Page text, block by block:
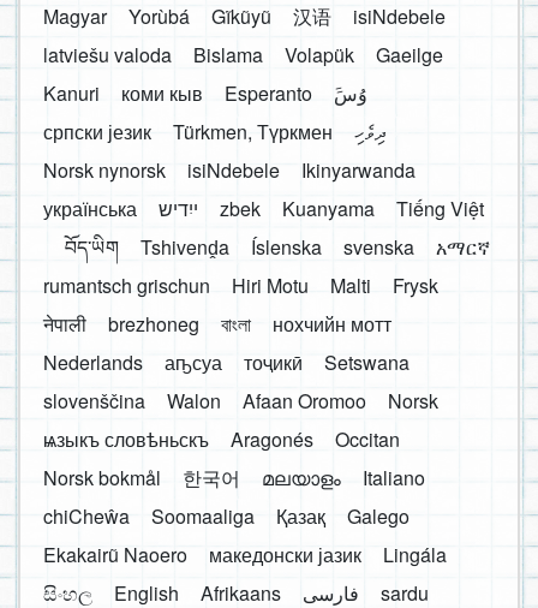
Magyar
Yorùbá Gĩkũyũ 汉语
isiNdebele
latviešu valoda
Bislama Volapük
Gaeilge
Kanuri
коми кыв Esperanto
َوُسَ
српски језик
Türkmen, Түркмен
ދިވެހި
Norsk nynorsk
isiNdebele
Ikinyarwanda
українська
ייִדיש zbek Kuanyama
Tiếng Việt
བོད་ཡིག
Tshivenḓa Íslenska svenska
አማርኛ
rumantsch grischun
Hiri Motu Malti
Frysk
नेपाली
brezhoneg বাংলা
нохчийн мотт
Nederlands
аҧсуа тоҷикӣ
Setswana
slovenščina
Walon Afaan Oromoo
Norsk
ѩзыкъ словѣньскъ
Aragonés
Occitan
Norsk bokmål
한국어 മലയാളം
Italiano
chiCheŵa
Soomaaliga Қазақ
Galego
Ekakairũ Naoero
македонски јазик
Lingála
සිංහල
English Afrikaans فارسی
sardu